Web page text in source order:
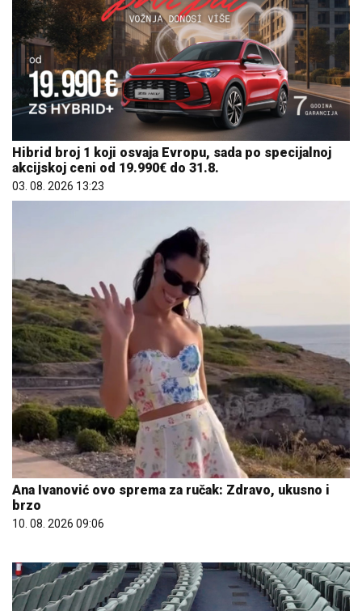
Hibrid broj 1 koji osvaja Evropu, sada po specijalnoj
akcijskoj ceni od 19.990€ do 31.8.
03. 08. 2026 13:23
Ana Ivanović ovo sprema za ručak: Zdravo, ukusno i
brzo
10. 08. 2026 09:06